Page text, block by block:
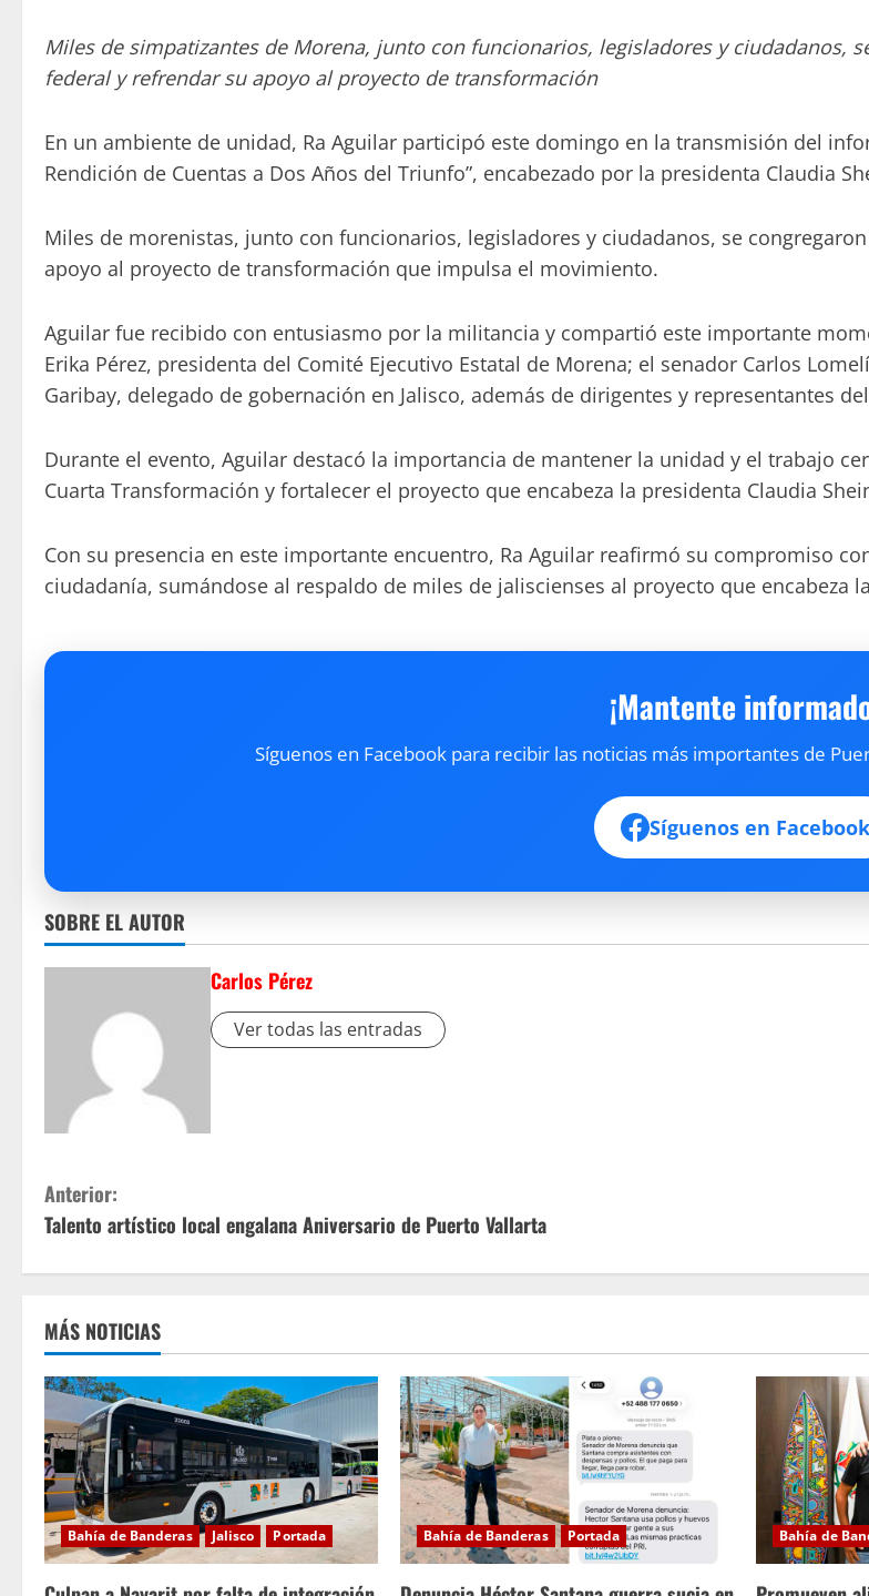
Miles de simpatizantes de Morena, junto con funcionarios, legisladores y ciudadanos,
federal y refrendar su apoyo al proyecto de transformación
En un ambiente de unidad, Ra Aguilar participó este domingo en la transmisión del
Rendición de Cuentas a Dos Años del Triunfo”, encabezado por la presidenta Claudia
Miles de morenistas, junto con funcionarios, legisladores y ciudadanos, se
apoyo al proyecto de transformación que impulsa el movimiento.
Aguilar fue recibido con entusiasmo por la militancia y compartió este importante
Erika Pérez, presidenta del Comité Ejecutivo Estatal de Morena; el senador Carlos
Garibay, delegado de gobernación en Jalisco, además de dirigentes y representantes
Durante el evento, Aguilar destacó la importancia de mantener la unidad y el trabajo
Cuarta Transformación y fortalecer el proyecto que encabeza la presidenta Claudia
Con su presencia en este importante encuentro, Ra Aguilar reafirmó su compromiso
ciudadanía, sumándose al respaldo de miles de jaliscienses al proyecto que encabeza
¡Mantente
Síguenos en Facebook para recibir las noticias más importantes de
Síguenos en Facebook
SOBRE EL AUTOR
Carlos Pérez
Ver todas las entradas
S
i
g
u
e
l
e
y
e
Anterior:
Talento artístico local engalana Aniversario de Puerto Vallarta
MÁS NOTICIAS
Bahía de Banderas Jalisco Portada Bahía de Banderas Portada Bahía de